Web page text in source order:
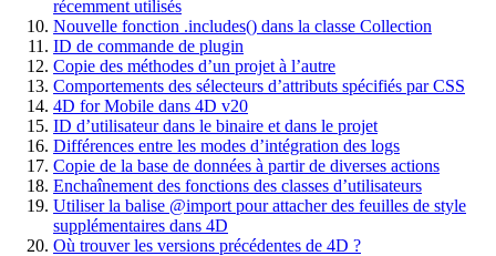
récemment utilisés
Nouvelle fonction .includes() dans la classe Collection
ID de commande de plugin
Copie des méthodes d’un projet à l’autre
Comportements des sélecteurs d’attributs spécifiés par CSS
4D for Mobile dans 4D v20
ID d’utilisateur dans le binaire et dans le projet
Différences entre les modes d’intégration des logs
Copie de la base de données à partir de diverses actions
Enchaînement des fonctions des classes d’utilisateurs
Utiliser la balise @import pour attacher des feuilles de style
supplémentaires dans 4D
Où trouver les versions précédentes de 4D ?